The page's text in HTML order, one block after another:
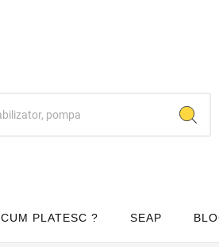
CUM PLATESC ? SEAP